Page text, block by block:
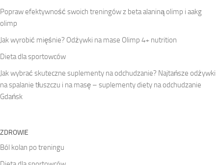
Popraw efektywność swoich treningów z beta alaniną olimp i aakg
olimp
Jak wyrobić mięśnie? Odżywki na mase Olimp 4+ nutrition
Dieta dla sportowców
Jak wybrać skuteczne suplementy na odchudzanie? Najtańsze odżywki
na spalanie tłuszczu i na masę – suplementy diety na odchudzanie
Gdańsk
ZDROWIE
Ból kolan po treningu